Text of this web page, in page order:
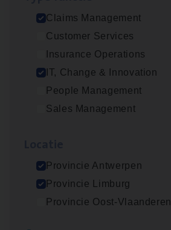
Claims Management
Customer Services
Insurance Operations
IT, Change & Innovation
People Management
Sales Management
Provincie Antwerpen
Provincie Limburg
Provincie Oost-Vlaanderen
Claims­hand­ler Fleet&
Claims Management
Antwerpen
Test Ana­lyst
Scha­de Expert Fleet